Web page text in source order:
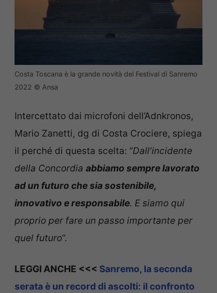
Costa Toscana è la grande novità del Festival di Sanremo
2022 © Ansa
Intercettato dai microfoni dell’Adnkronos,
Mario Zanetti, dg di Costa Crociere, spiega
il perché di questa scelta: “Dall’incidente
della Concordia abbiamo sempre lavorato
ad un futuro che sia sostenibile,
innovativo e responsabile. E siamo qui
proprio per fare un passo importante per
quel futuro“.
LEGGI ANCHE <<< Sanremo, la seconda
serata è un record di ascolti: il confronto